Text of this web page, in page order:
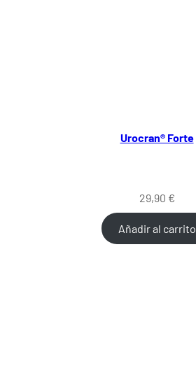
Urocran® Forte
29,90 €
Añadir al carrito